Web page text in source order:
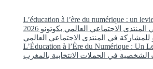
L’éducation à l’ère du numérique : un
الاجتماعي العالمي بكوتونو 2026
في المنتدى الاجتماعي العالمي
L’Éducation à l’Ère du Numérique : Un